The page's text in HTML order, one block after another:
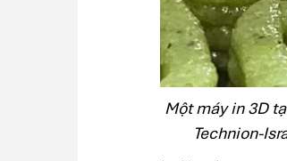
Một máy in 3D
Technion-